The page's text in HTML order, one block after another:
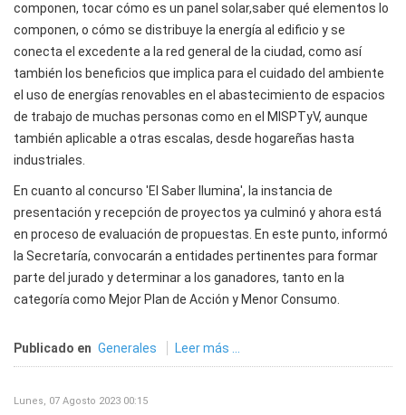
componen, tocar cómo es un panel solar,saber qué elementos lo
componen, o cómo se distribuye la energía al edificio y se
conecta el excedente a la red general de la ciudad, como así
también los beneficios que implica para el cuidado del ambiente
el uso de energías renovables en el abastecimiento de espacios
de trabajo de muchas personas como en el MISPTyV, aunque
también aplicable a otras escalas, desde hogareñas hasta
industriales.
En cuanto al concurso 'El Saber Ilumina', la instancia de
presentación y recepción de proyectos ya culminó y ahora está
en proceso de evaluación de propuestas. En este punto, informó
la Secretaría, convocarán a entidades pertinentes para formar
parte del jurado y determinar a los ganadores, tanto en la
categoría como Mejor Plan de Acción y Menor Consumo.
Publicado en Generales Leer más ...
Lunes, 07 Agosto 2023 00:15